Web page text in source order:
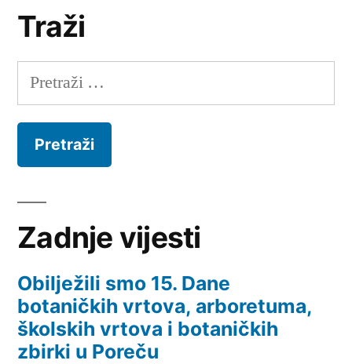
Traži
Pretraži:
Zadnje vijesti
Obilježili smo 15. Dane
botaničkih vrtova, arboretuma,
školskih vrtova i botaničkih
zbirki u Poreču